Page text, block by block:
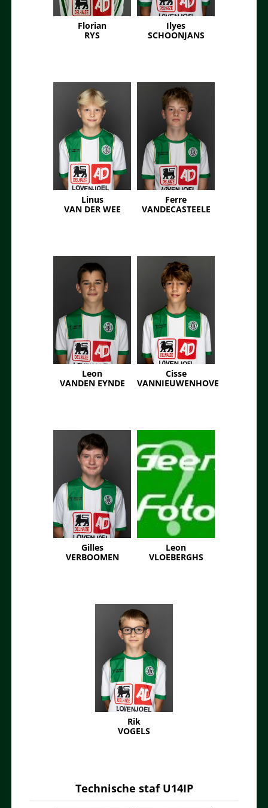
Florian
RYS
Ilyes
SCHOONJANS
Linus
VAN DER WEE
Ferre
VANDECASTEELE
Leon
VANDEN EYNDE
Cisse
VANNIEUWENHOVE
Gilles
VERBOOMEN
Leon
VLOEBERGHS
Rik
VOGELS
Technische staf U14IP